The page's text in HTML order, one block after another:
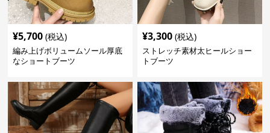
¥5,700 (税込)
編み上げボリュームソール厚底
なショートブーツ
¥3,300 (税込)
ストレッチ素材太ヒールショー
トブーツ